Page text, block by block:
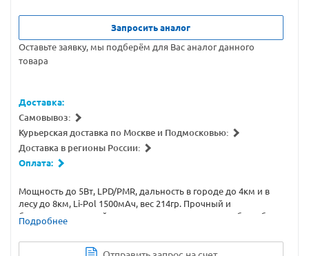
Запросить аналог
Оставьте заявку, мы подберём для Вас аналог данного
товара
Доставка:
Самовывоз:
Курьерская доставка по Москве и Подмосковью:
Доставка в регионы России:
Оплата:
Мощность до 5Вт, LPD/PMR, дальность в городе до 4км и в
лесу до 8км, Li-Pol 1500мАч, вес 214гр. Прочный и
брызгозащищенный корпус, длительное время работы без
подзарядки. Купите рацию Vostok ST-51 с доставкой или
самовывозом.
Подробнее